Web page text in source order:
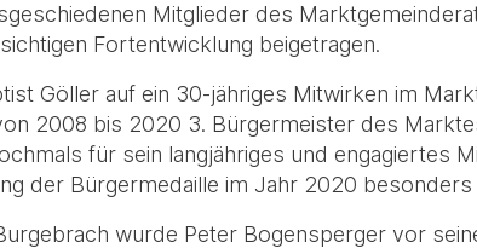
Mitglieder des
Fortentwicklung beigetragen.
Göller auf ein 30-jähriges Mitwirken im
2008 bis 2020 3. Bürgermeister des
für sein langjähriges und engagiertes
der Bürgermedaille im Jahr 2020
wurde Peter Bogensperger vor